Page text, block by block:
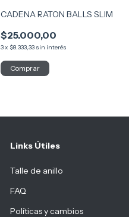
CADENA RATON BALLS SLIM
$25.000,00
3x $8.333,33 sin interés
Links Útiles
Talle de anillo
FAQ
Políticas y cambios